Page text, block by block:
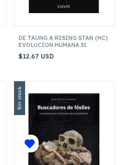
DE TAUNG A RISING STAR (HC)
EVOLUCION HUMANA 31
$12.67 USD
Sin stock